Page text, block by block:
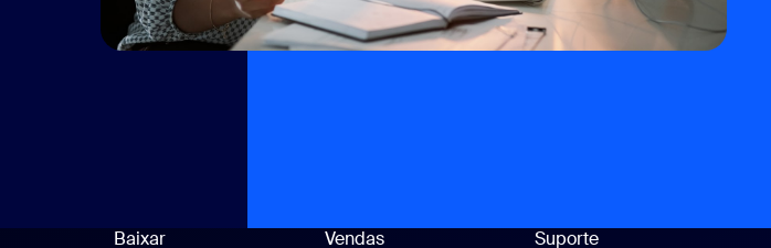
Baixar Vendas Suporte